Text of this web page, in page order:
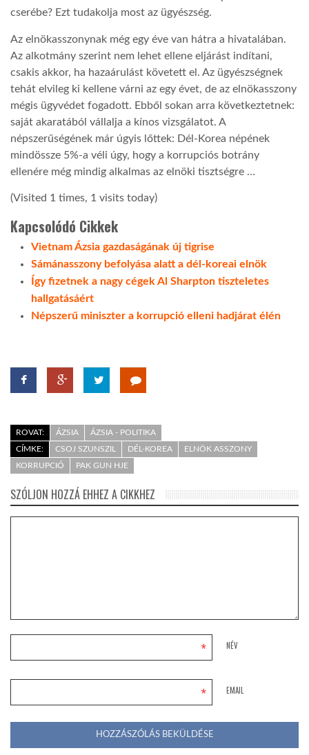
cserébe? Ezt tudakolja most az ügyészség.
Az elnökasszonynak még egy éve van hátra a hivatalában.
Az alkotmány szerint nem lehet ellene eljárást indítani,
csakis akkor, ha hazaárulást követett el. Az ügyészségnek
tehát elvileg ki kellene várni az egy évet, de az elnökasszony
mégis ügyvédet fogadott. Ebből sokan arra következtetnek:
saját akaratából vállalja a kínos vizsgálatot. A
népszerűségének már úgyis lőttek: Dél-Korea népének
mindössze 5%-a véli úgy, hogy a korrupciós botrány
ellenére még mindig alkalmas az elnöki tisztségre …
(Visited 1 times, 1 visits today)
Kapcsolódó Cikkek
Vietnam Ázsia gazdaságának új tigrise
Sámánasszony befolyása alatt a dél-koreai elnök
Így fizetnek a nagy cégek Al Sharpton tiszteletes
hallgatásáért
Népszerű miniszter a korrupció elleni hadjárat élén
ROVAT: ÁZSIA
ÁZSIA - POLITIKA
CÍMKE:
CSOJ SZUNSZIL DÉL-KOREA
ELNÖK ASSZONY
KORRUPCIÓ
PAK GUN HJE
SZÓLJON HOZZÁ EHHEZ A CIKKHEZ
NÉV
*
EMAIL
*